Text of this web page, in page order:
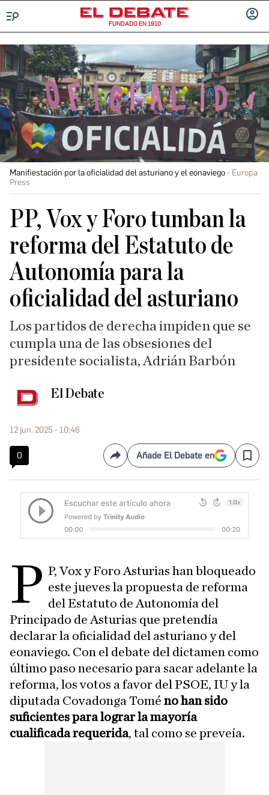
FUNDADO EN 1910
Manifiestación por la oficialidad del asturiano y el eonaviego
Europa
Press
PP, Vox y Foro tumban la
reforma del Estatuto de
Autonomía para la
oficialidad del asturiano
Los partidos de derecha impiden que se
cumpla una de las obsesiones del
presidente socialista, Adrián Barbón
El Debate
12 jun. 2025 - 10:46
0 CompartirAñade El Debate en Save
P P, Vox y Foro Asturias han bloqueado
este jueves la propuesta de reforma
del Estatuto de Autonomía del
Principado de Asturias que pretendía
declarar la oficialidad del asturiano y del
eonaviego. Con el debate del dictamen como
último paso necesario para sacar adelante la
reforma, los votos a favor del PSOE, IU y la
diputada Covadonga Tomé no han sido
suficientes para lograr la mayoría
cualificada requerida, tal como se preveía.